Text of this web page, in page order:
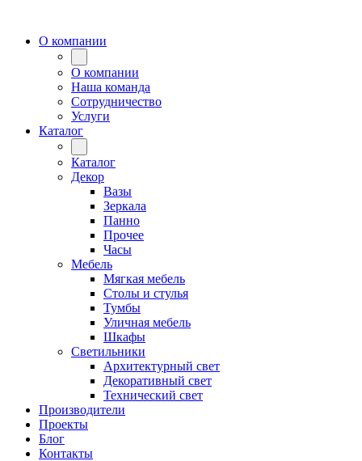
О компании
О компании
Наша команда
Сотрудничество
Услуги
Каталог
Каталог
Декор
Вазы
Зеркала
Панно
Прочее
Часы
Мебель
Мягкая мебель
Столы и стулья
Тумбы
Уличная мебель
Шкафы
Светильники
Архитектурный свет
Декоративный свет
Технический свет
Производители
Проекты
Блог
Контакты